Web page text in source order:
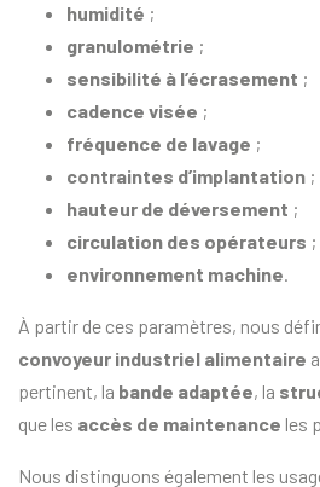
humidité ;
granulométrie ;
sensibilité à l’écrasement ;
cadence visée ;
fréquence de lavage ;
contraintes d’implantation ;
hauteur de déversement ;
circulation des opérateurs ;
environnement machine.
À partir de ces paramètres, nous
convoyeur industriel alimentaire
pertinent, la bande adaptée, la
que les accès de maintenance les
Nous distinguons également les